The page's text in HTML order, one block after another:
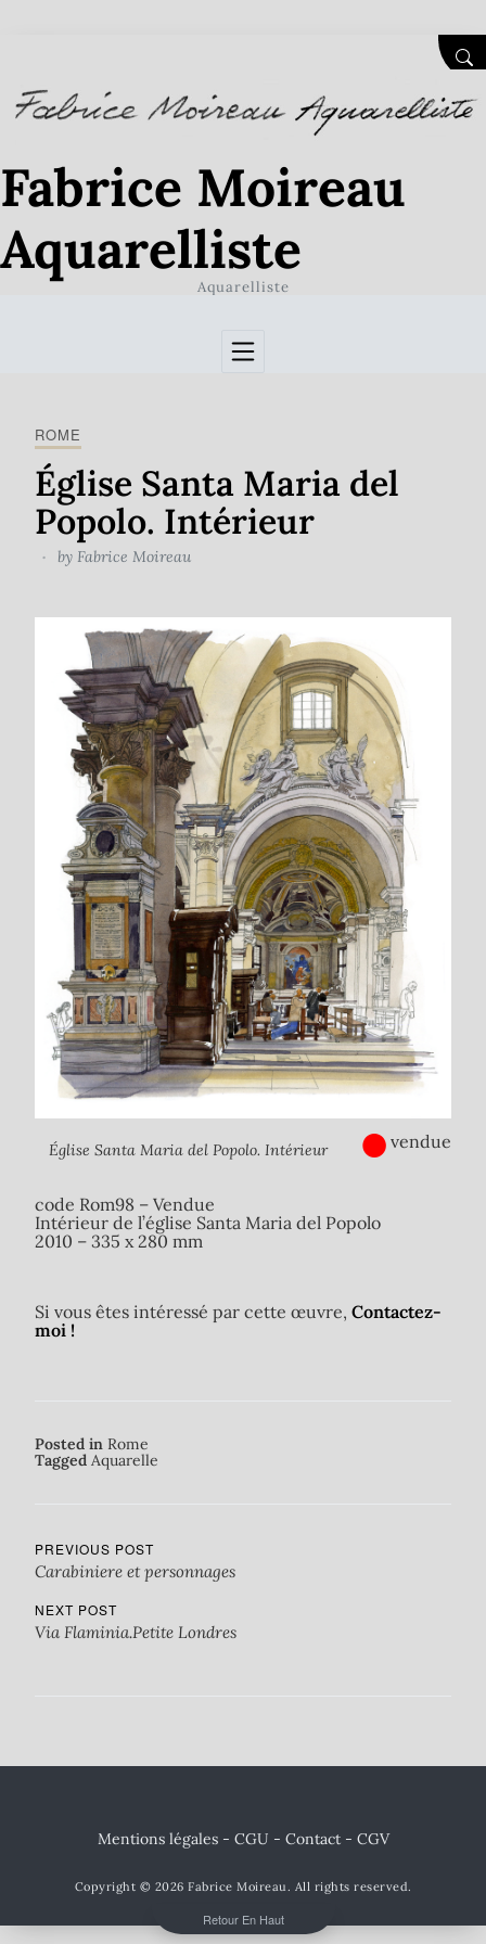
Fabrice Moireau
Aquarelliste
Aquarelliste
ROME
Église Santa Maria del
Popolo. Intérieur
by Fabrice Moireau
Église Santa Maria del Popolo. Intérieur ●vendue
code Rom98 – Vendue
Intérieur de l’église Santa Maria del Popolo
2010 – 335 x 280 mm
Si vous êtes intéressé par cette œuvre, Contactez-
moi !
Posted in Rome
Tagged Aquarelle
PREVIOUS POST
Carabiniere et personnages
NEXT POST
Via Flaminia.Petite Londres
Mentions légales - CGU - Contact - CGV
Copyright © 2026 Fabrice Moireau. All rights reserved.
Retour En Haut